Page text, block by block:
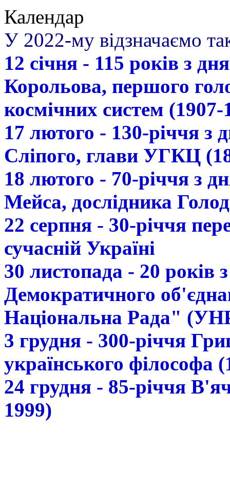
Календар
У 2022-му відзначаємо
12 січня - 115 років з
Корольова, першого
космічних систем (1907-
17 лютого - 130-річчя з
Сліпого, глави УГКЦ
18 лютого - 70-річчя з
Мейса, дослідника
22 серпня - 30-річчя
сучасній Україні
30 листопада - 20 років
Демократичного
Національна Рада"
3 грудня - 300-річчя
українського філософа
24 грудня - 85-річчя
1999)